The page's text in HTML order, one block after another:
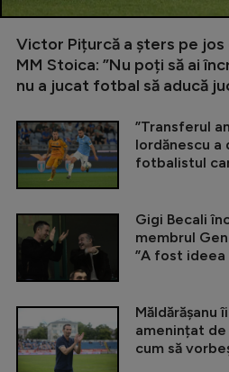
Victor Pițurcă a șters pe jos
MM Stoica: ”Nu poți să ai
nu a jucat fotbal să aducă
”Transferul
Iordănescu
fotbalistul
Gigi Becali
membrul
”A fost ideea
Măldărășanu
amenințat de
cum să